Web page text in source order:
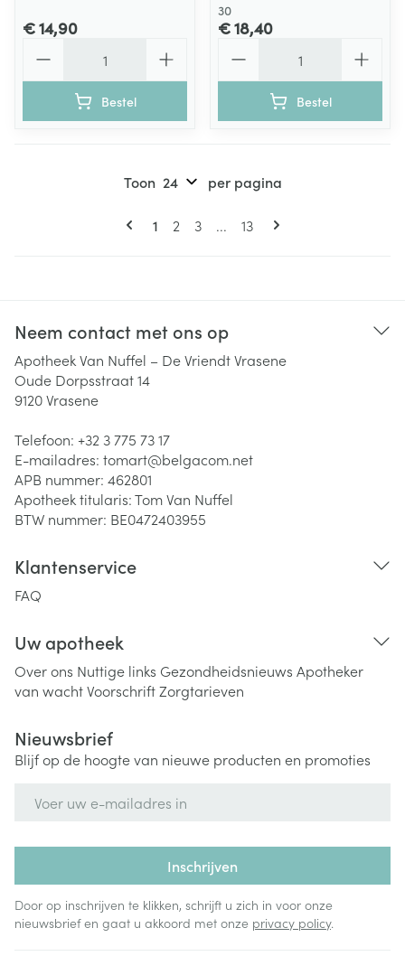
€ 14,90
Bestel
30
€ 18,40
Bestel
Pagina's
U lees momenteel pagina
1 Pagina
2 Pagina
3 ... Pagina
13
Toon per pagina
Neem contact met ons op
Apotheek Van Nuffel – De Vriendt Vrasene
Oude Dorpsstraat 14
9120Vrasene
Telefoon: +32 3 775 73 17
E-mailadres: tomart@belgacom.net
APB nummer: 462801
Apotheek titularis:Tom Van Nuffel
BTW nummer: BE0472403955
Klantenservice
FAQ
Uw apotheek
Over ons Nuttige links Gezondheidsnieuws Apotheker
van wachtVoorschriftZorgtarieven
Nieuwsbrief
Blijf op de hoogte van nieuwe producten en promoties
Inschrijven
Door op inschrijven te klikken, schrijft u zich in voor onze
nieuwsbrief en gaat u akkoord met onze privacy policy.